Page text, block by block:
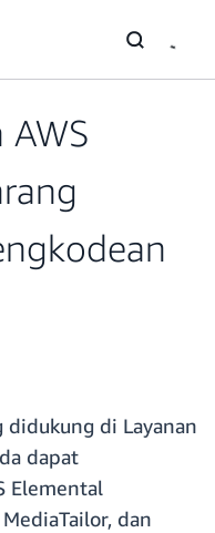
AWS
didukung di Layanan
dapat
Elemental
dan